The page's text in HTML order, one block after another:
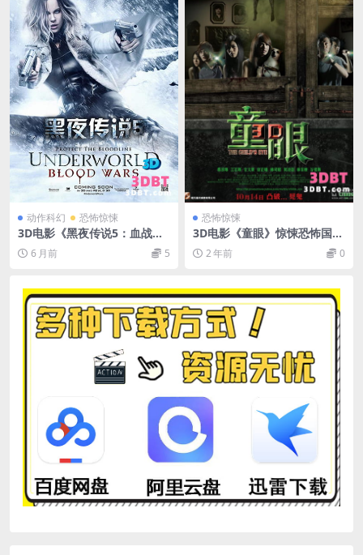
动作科幻 恐怖惊悚
3D电影《黑夜传说5：血战》3
D左右格式 高清蓝光网盘 下载
6 月前 5
恐怖惊悚
3D电影《童眼》惊悚恐怖国产
3D电影 左右格式 下载 网盘
2 年前 0